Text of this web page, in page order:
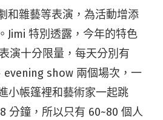
和雜藝等表演，為活動增添
Jimi 特別透露，今年的特色
演十分限量，每天分別有
show 兩個場次，一
小帳篷裡和藝術家一起跳
分鐘，所以只有 60~80 個人